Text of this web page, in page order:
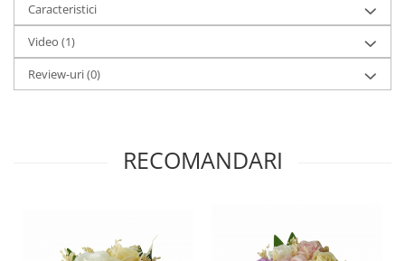
Caracteristici
Video (1)
Review-uri(0)
RECOMANDARI